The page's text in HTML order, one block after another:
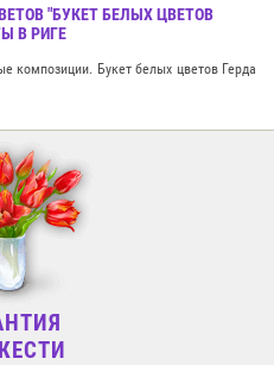
"БУКЕТ БЕЛЫХ ЦВЕТОВ
В РИГЕ
композиции. Букет белых цветов Герда